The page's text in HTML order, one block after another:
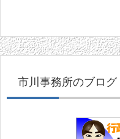
市川事務所のブログ